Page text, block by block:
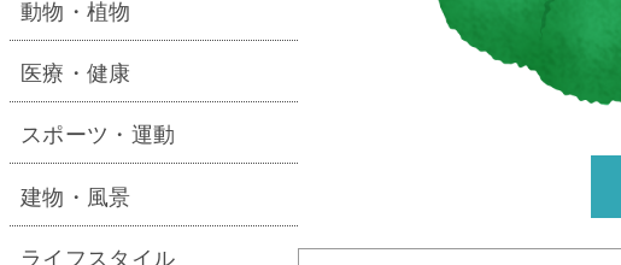
動物・植物
医療・健康
スポーツ・運動
建物・風景
ライフスタイル